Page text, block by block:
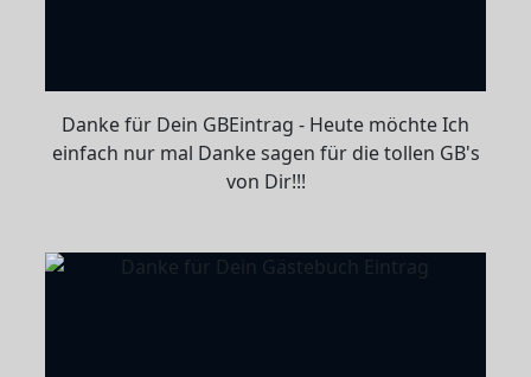
Danke für Dein GBEintrag - Heute möchte Ich
einfach nur mal Danke sagen für die tollen GB's
von Dir!!!